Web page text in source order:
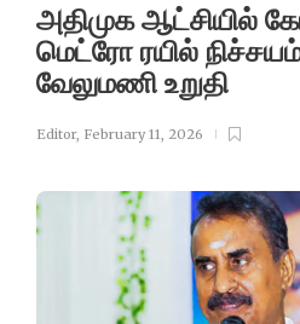
அதிமுக ஆட்சியில்
மெட்ரோ ரயில்
வேலுமணி உறுதி
Editor, February 11, 2026